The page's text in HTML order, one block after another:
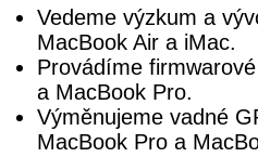
Vedeme výzkum a
MacBook Air a iMac.
Provádíme
a MacBook Pro.
Výměnujeme vadné
MacBook Pro a